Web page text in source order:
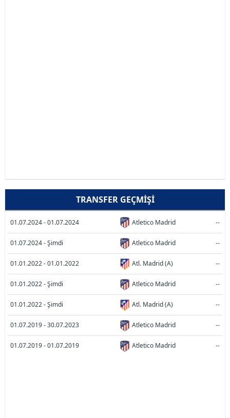
TRANSFER GEÇMIŞI
01.07.2024 - 01.07.2024 Atletico Madrid --
01.07.2024 - Şimdi Atletico Madrid --
01.01.2022 - 01.01.2022 Atl. Madrid (A) --
01.01.2022 - Şimdi Atletico Madrid --
01.01.2022 - Şimdi Atl. Madrid (A) --
01.07.2019 - 30.07.2023 Atletico Madrid --
01.07.2019 - 01.07.2019 Atletico Madrid --